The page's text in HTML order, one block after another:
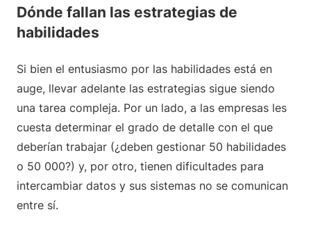
Dónde fallan las estrategias de
habilidades
Si bien el entusiasmo por las habilidades está en
auge, llevar adelante las estrategias sigue siendo
una tarea compleja. Por un lado, a las empresas les
cuesta determinar el grado de detalle con el que
deberían trabajar (¿deben gestionar 50 habilidades
o 50 000?) y, por otro, tienen dificultades para
intercambiar datos y sus sistemas no se comunican
entre sí.